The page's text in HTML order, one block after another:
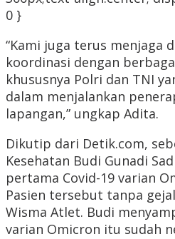
0 }
“Kami juga terus menjaga
koordinasi dengan
khususnya Polri dan TNI
dalam menjalankan
lapangan,” ungkap Adita.
Dikutip dari Detik.com,
Kesehatan Budi Gunadi
pertama Covid-19 varian
Pasien tersebut tanpa
Wisma Atlet. Budi
varian Omicron itu sudah